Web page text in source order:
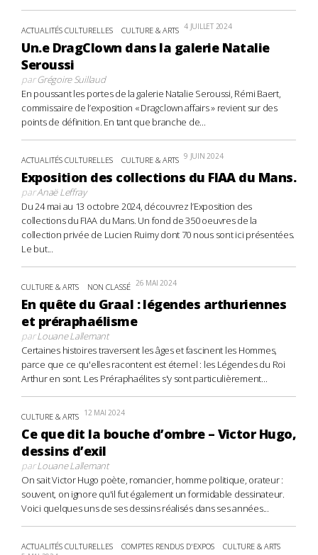
ACTUALITÉS CULTURELLES CULTURE & ARTS 4 JUILLET 2024
Un.e DragClown dans la galerie Natalie
Seroussi
parGrégoire Suillaud
En poussant les portes de la galerie Natalie Seroussi, Rémi Baert,
commissaire de l’exposition « Dragclown affairs » revient sur des
points de définition. En tant que branche de...
ACTUALITÉS CULTURELLES CULTURE & ARTS 9 JUIN 2024
Exposition des collections du FIAA du Mans.
parAnaë Leffray
Du 24 mai au 13 octobre 2024, découvrez l’Exposition des
collections du FIAA du Mans. Un fond de 350 oeuvres de la
collection privée de Lucien Ruimy dont 70 nous sont ici présentées.
Le but...
CULTURE & ARTS NON CLASSÉ 26 MAI 2024
En quête du Graal : légendes arthuriennes
et préraphaélisme
parLouane Lallemant
Certaines histoires traversent les âges et fascinent les Hommes,
parce que ce qu'elles racontent est éternel : les Légendes du Roi
Arthur en sont. Les Préraphaélites s'y sont particulièrement...
CULTURE & ARTS 12 MAI 2024
Ce que dit la bouche d’ombre – Victor Hugo,
dessins d’exil
parLouane Lallemant
On sait Victor Hugo poète, romancier, homme politique, orateur :
souvent, on ignore qu'il fut également un formidable dessinateur.
Voici quelques uns de ses dessins réalisés dans ses années...
ACTUALITÉS CULTURELLES COMPTES RENDUS D'EXPOS CULTURE & ARTS